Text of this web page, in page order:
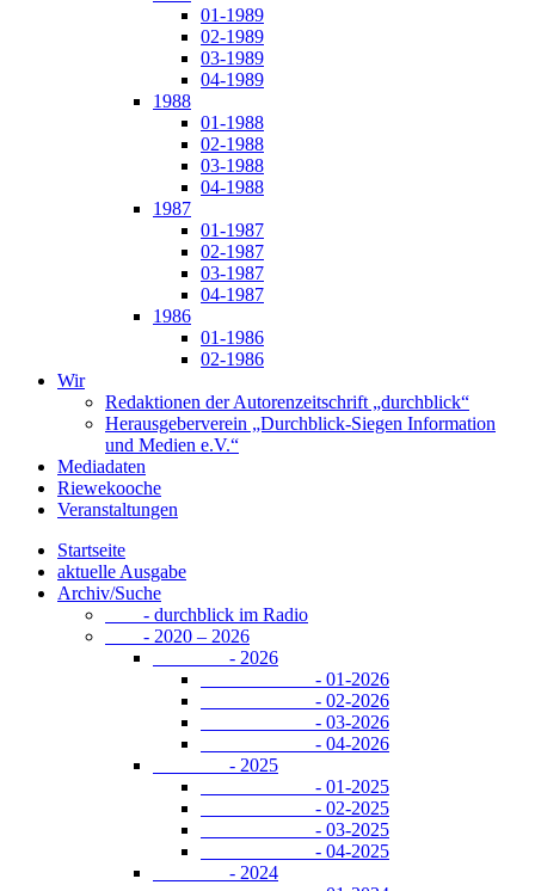
01-1989
02-1989
03-1989
04-1989
1988
01-1988
02-1988
03-1988
04-1988
1987
01-1987
02-1987
03-1987
04-1987
1986
01-1986
02-1986
Wir
Redaktionen der Autorenzeitschrift „durchblick“
Herausgeberverein „Durchblick-Siegen Information
und Medien e.V.“
Mediadaten
Riewekooche
Veranstaltungen
Startseite
aktuelle Ausgabe
Archiv/Suche
- durchblick im Radio
- 2020 – 2026
- 2026
- 01-2026
- 02-2026
- 03-2026
- 04-2026
- 2025
- 01-2025
- 02-2025
- 03-2025
- 04-2025
- 2024